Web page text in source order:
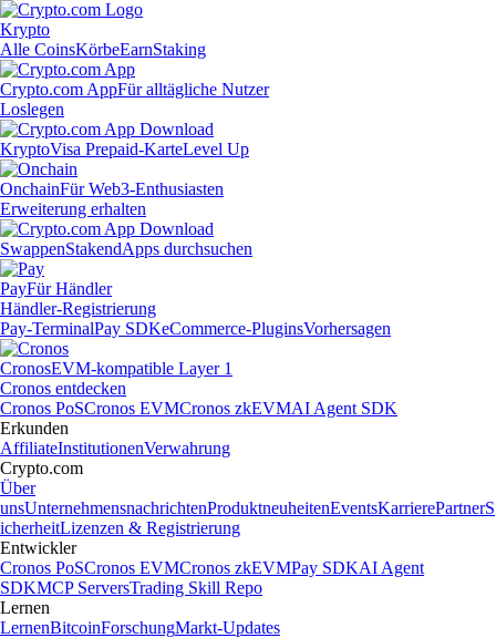
Krypto
Alle CoinsKörbeEarnStaking
Crypto.com AppFür alltägliche Nutzer
Loslegen
KryptoVisa Prepaid-KarteLevel Up
OnchainFür Web3-Enthusiasten
Erweiterung erhalten
SwappenStakendApps durchsuchen
PayFür Händler
Händler-Registrierung
Pay-TerminalPay SDKeCommerce-PluginsVorhersagen
CronosEVM-kompatible Layer 1
Cronos entdecken
Cronos PoSCronos EVMCronos zkEVMAI Agent SDK
Erkunden
AffiliateInstitutionenVerwahrung
Crypto.com
Über
unsUnternehmensnachrichtenProduktneuheitenEventsKarrierePartnerS
icherheitLizenzen & Registrierung
Entwickler
Cronos PoSCronos EVMCronos zkEVMPay SDKAI Agent
SDKMCP ServersTrading Skill Repo
Lernen
LernenBitcoinForschungMarkt-Updates